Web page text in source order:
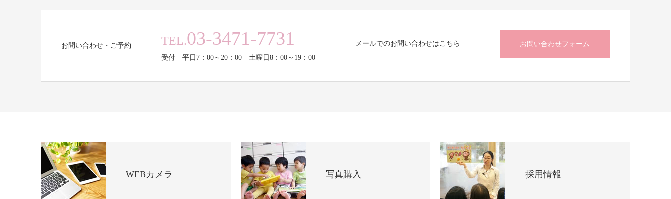
お問い合わせ・ご予約 TEL.03-3471-7731
受付 平日7：00～20：00 土曜日8：00～19：00
メールでのお問い合わせはこちら お問い合わせフォーム
WEBカメラ 写真購入 採用情報